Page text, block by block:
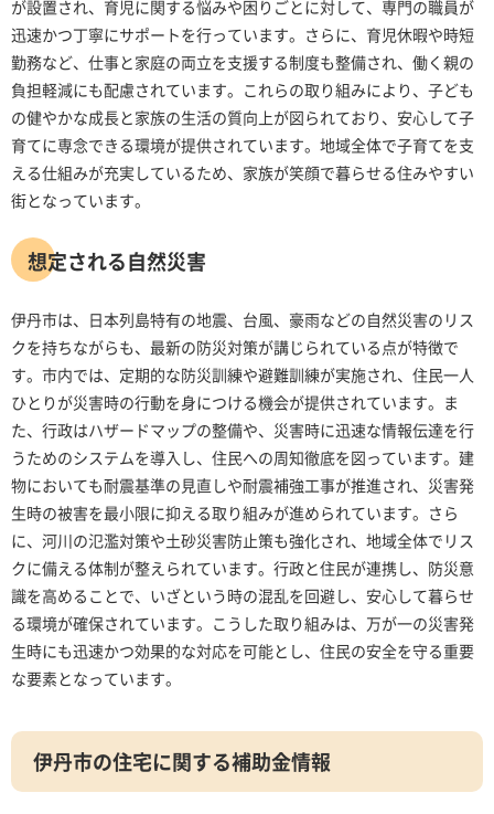
が設置され、育児に関する悩みや困りごとに対して、専門の職員が
迅速かつ丁寧にサポートを行っています。さらに、育児休暇や時短
勤務など、仕事と家庭の両立を支援する制度も整備され、働く親の
負担軽減にも配慮されています。これらの取り組みにより、子ども
の健やかな成長と家族の生活の質向上が図られており、安心して子
育てに専念できる環境が提供されています。地域全体で子育てを支
える仕組みが充実しているため、家族が笑顔で暮らせる住みやすい
街となっています。
想定される自然災害
伊丹市は、日本列島特有の地震、台風、豪雨などの自然災害のリス
クを持ちながらも、最新の防災対策が講じられている点が特徴で
す。市内では、定期的な防災訓練や避難訓練が実施され、住民一人
ひとりが災害時の行動を身につける機会が提供されています。ま
た、行政はハザードマップの整備や、災害時に迅速な情報伝達を行
うためのシステムを導入し、住民への周知徹底を図っています。建
物においても耐震基準の見直しや耐震補強工事が推進され、災害発
生時の被害を最小限に抑える取り組みが進められています。さら
に、河川の氾濫対策や土砂災害防止策も強化され、地域全体でリス
クに備える体制が整えられています。行政と住民が連携し、防災意
識を高めることで、いざという時の混乱を回避し、安心して暮らせ
る環境が確保されています。こうした取り組みは、万が一の災害発
生時にも迅速かつ効果的な対応を可能とし、住民の安全を守る重要
な要素となっています。
伊丹市の住宅に関する補助金情報